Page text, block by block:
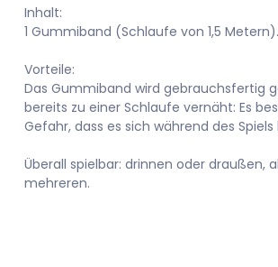
Inhalt:
1 Gummiband (Schlaufe von 1,5 Metern).
Vorteile:
Das Gummiband wird gebrauchsfertig
bereits zu einer Schlaufe vernäht: Es
Gefahr, dass es sich während des Spiels
Überall spielbar: drinnen oder draußen,
mehreren.